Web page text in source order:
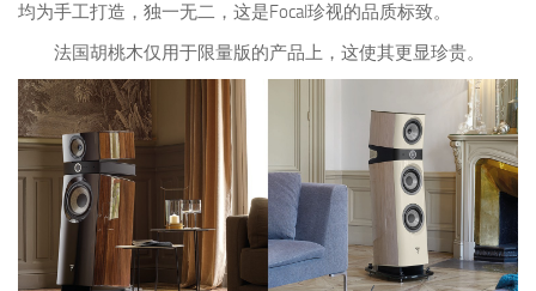
均为手工打造，独一无二，这是Focal珍视的品质标致。
法国胡桃木仅用于限量版的产品上，这使其更显珍贵。